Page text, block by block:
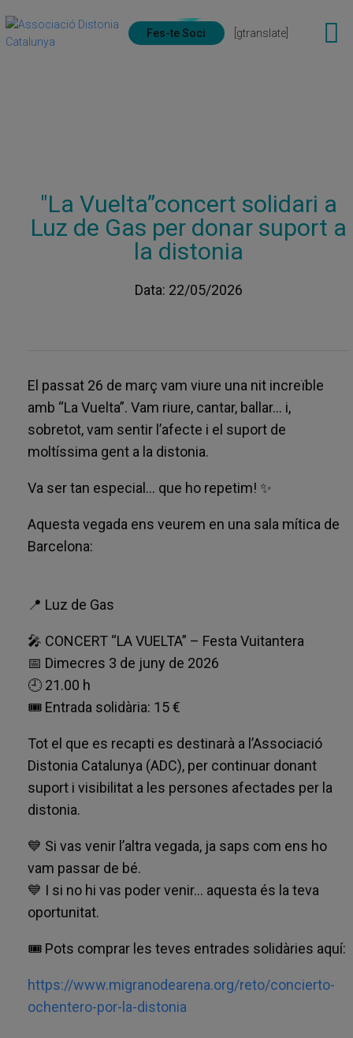
Fes-te Soci [gtranslate]
"La Vuelta”concert solidari a
Luz de Gas per donar suport a
la distonia
Data: 22/05/2026
El passat 26 de març vam viure una nit increïble
amb “La Vuelta”. Vam riure, cantar, ballar… i,
sobretot, vam sentir l’afecte i el suport de
moltíssima gent a la distonia.
Va ser tan especial… que ho repetim! ✨
Aquesta vegada ens veurem en una sala mítica de
Barcelona:
📍 Luz de Gas
🎤 CONCERT “LA VUELTA” – Festa Vuitantera
📅 Dimecres 3 de juny de 2026
🕘 21.00 h
🎟️ Entrada solidària: 15 €
Tot el que es recapti es destinarà a l’Associació
Distonia Catalunya (ADC), per continuar donant
suport i visibilitat a les persones afectades per la
distonia.
💙 Si vas venir l’altra vegada, ja saps com ens ho
vam passar de bé.
💙 I si no hi vas poder venir… aquesta és la teva
oportunitat.
🎟️ Pots comprar les teves entrades solidàries aquí:
https://www.migranodearena.org/reto/concierto-
ochentero-por-la-distonia